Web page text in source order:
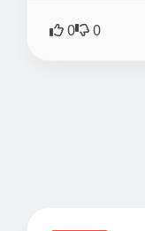
0 0